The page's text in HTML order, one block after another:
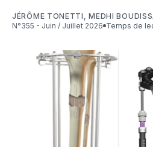
JÉRÔME TONETTI ,MEDHI
N°355 - Juin / Juillet 2026
Temps de